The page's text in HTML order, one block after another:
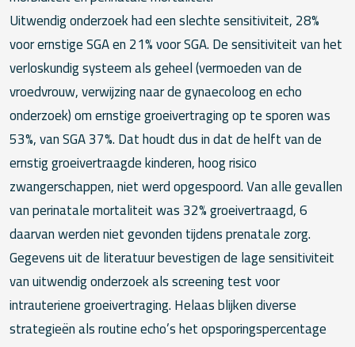
Uitwendig onderzoek had een slechte sensitiviteit, 28%
voor ernstige SGA en 21% voor SGA. De sensitiviteit van het
verloskundig systeem als geheel (vermoeden van de
vroedvrouw, verwijzing naar de gynaecoloog en echo
onderzoek) om ernstige groeivertraging op te sporen was
53%, van SGA 37%. Dat houdt dus in dat de helft van de
ernstig groeivertraagde kinderen, hoog risico
zwangerschappen, niet werd opgespoord. Van alle gevallen
van perinatale mortaliteit was 32% groeivertraagd, 6
daarvan werden niet gevonden tijdens prenatale zorg.
Gegevens uit de literatuur bevestigen de lage sensitiviteit
van uitwendig onderzoek als screening test voor
intrauteriene groeivertraging. Helaas blijken diverse
strategieën als routine echo’s het opsporingspercentage